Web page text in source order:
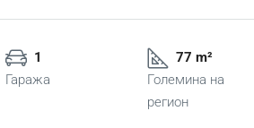
1
Гаража
77 m²
Големина на
регион